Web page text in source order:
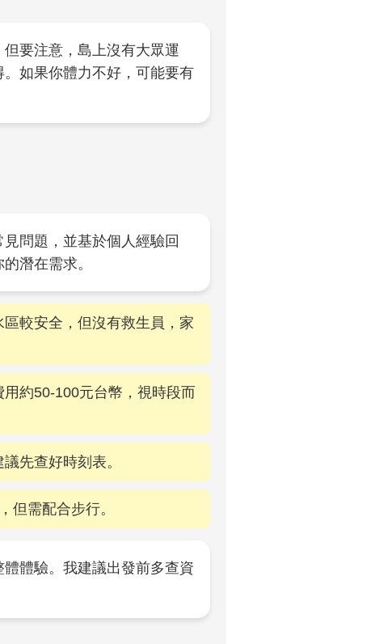
要注意，島上沒有大眾運
如果你體力不好，可能要有
問題，並基於個人經驗回
潛在需求。
較安全，但沒有救生員，家
約50-100元台幣，視時段而
先查好時刻表。
但需配合步行。
體驗。我建議出發前多查資